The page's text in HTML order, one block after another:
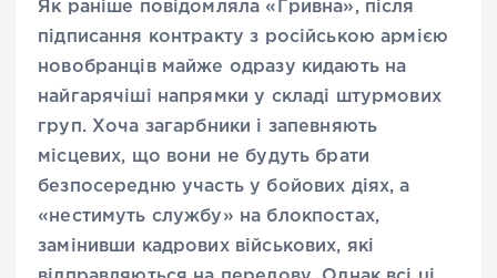
Як раніше повідомляла «Гривна», після
підписання контракту з російською армією
новобранців майже одразу кидають на
найгарячіші напрямки у складі штурмових
груп. Хоча загарбники і запевняють
місцевих, що вони не будуть брати
безпосередню участь у бойових діях, а
«нестимуть службу» на блокпостах,
замінивши кадрових військових, які